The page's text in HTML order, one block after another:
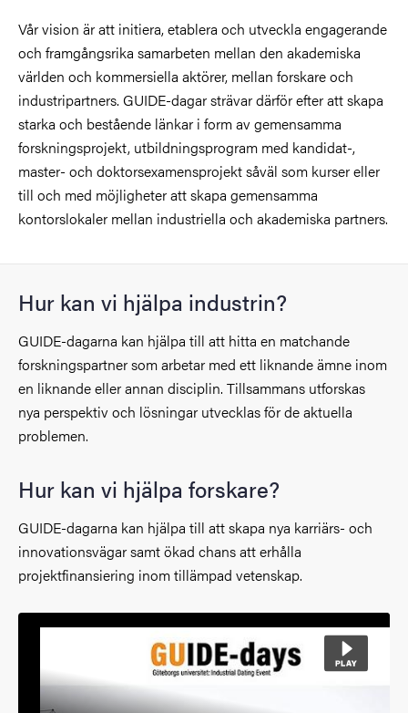
Vår vision är att initiera, etablera och utveckla engagerande
och framgångsrika samarbeten mellan den akademiska
världen och kommersiella aktörer, mellan forskare och
industripartners. GUIDE-dagar strävar därför efter att skapa
starka och bestående länkar i form av gemensamma
forskningsprojekt, utbildningsprogram med kandidat-,
master- och doktorsexamensprojekt såväl som kurser eller
till och med möjligheter att skapa gemensamma
kontorslokaler mellan industriella och akademiska partners.
Hur kan vi hjälpa industrin?
GUIDE-dagarna kan hjälpa till att hitta en matchande
forskningspartner som arbetar med ett liknande ämne inom
en liknande eller annan disciplin. Tillsammans utforskas
nya perspektiv och lösningar utvecklas för de aktuella
problemen.
Hur kan vi hjälpa forskare?
GUIDE-dagarna kan hjälpa till att skapa nya karriärs- och
innovationsvägar samt ökad chans att erhålla
projektfinansiering inom tillämpad vetenskap.